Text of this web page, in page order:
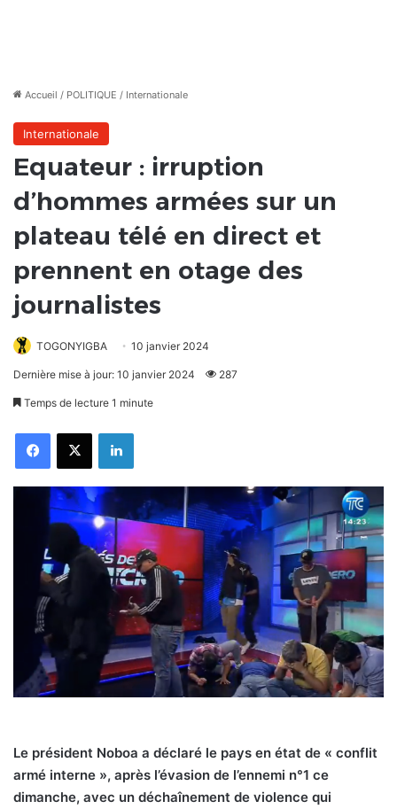
Accueil / POLITIQUE / Internationale
Internationale
Equateur : irruption
d’hommes armées sur un
plateau télé en direct et
prennent en otage des
journalistes
TOGONYIGBA 10 janvier 2024
Dernière mise à jour: 10 janvier 2024 287
Temps de lecture 1 minute
FacebookX Linkedin
Le président Noboa a déclaré le pays en état de « conflit
armé interne », après l’évasion de l’ennemi n°1 ce
dimanche, avec un déchaînement de violence qui